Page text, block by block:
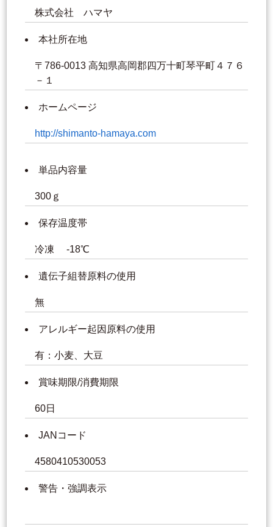
株式会社 ハマヤ
本社所在地
〒786-0013 高知県高岡郡四万十町琴平町４７６
－１
ホームページ
http://shimanto-hamaya.com
単品内容量
300ｇ
保存温度帯
冷凍 -18℃
遺伝子組替原料の使用
無
アレルギー起因原料の使用
有：小麦、大豆
賞味期限/消費期限
60日
JANコード
4580410530053
警告・強調表示